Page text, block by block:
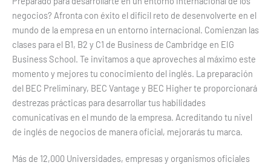
negocios? Afronta con éxito el difícil reto de desenvolverte en el
mundo de la empresa en un entorno internacional. Comienzan las
clases para el B1, B2 y C1 de Business de Cambridge en EIG
Business School. Te invitamos a que aproveches al máximo este
momento y mejores tu conocimiento del inglés. La preparación
del BEC Preliminary, BEC Vantage y BEC Higher te proporcionará
destrezas prácticas para desarrollar tus habilidades
comunicativas en el mundo de la empresa. Acreditando tu nivel
de inglés de negocios de manera oficial, mejorarás tu marca.
Más de 12,000 Universidades, empresas y organismos oficiales